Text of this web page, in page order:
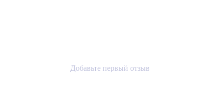
Добавьте первый отзыв